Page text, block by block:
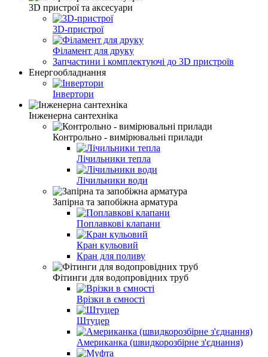
3D пристрої та аксесуари
3D-пристрої
Філамент для друку
Запчастини і комплектуючі до 3D пристроїв
Енергообладнання
Інвертори
Інженерна сантехніка
Контрольно - вимірювальні прилади
Лічильники тепла
Лічильники води
Запірна та запобіжна арматура
Поплавкові клапани
Кран кульовий
Кран для поливу
Фітинги для водопровідних труб
Врізки в ємності
Штуцер
Американка (швидкорозбірне з'єднання)